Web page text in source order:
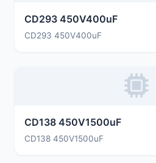
CD293 450V400uF
CD293 450V400uF
CD138 450V1500uF
CD138 450V1500uF